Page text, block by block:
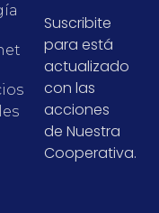
Suscribite
para está
actualizado
con las
acciones
de Nuestra
Cooperativa.